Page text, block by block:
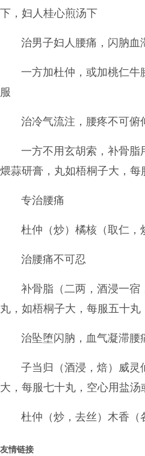
下，妇人桂心煎汤下
治男子妇人腰痛，闪肭血
一方加杜仲，或加桃仁
服
治冷气流注，腰疼不可俯
一方不用玄胡索，补骨
煨蒜研膏，丸如梧桐子大，
专治腰痛
杜仲（炒）橘核（取仁，
治腰痛不可忍
补骨脂（二两，酒浸一宿
丸，如梧桐子大，每服五十
治坠堕闪肭，血气凝滞腰
子当归（酒浸，焙）威灵
大，每服七十丸，空心用盐汤
杜仲（炒，去丝）木香（
友情链接